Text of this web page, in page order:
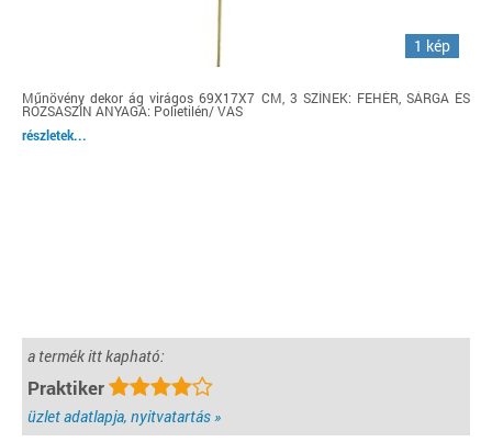
1 kép
Műnövény dekor ág virágos 69X17X7 CM, 3 SZÍNEK: FEHÉR, SÁRGA ÉS
RÓZSASZÍN ANYAGA: Polietilén/ VAS
részletek...
a termék itt kapható:
Praktiker
üzlet adatlapja, nyitvatartás »